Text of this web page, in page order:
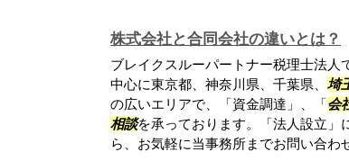
株式会社と合同会社の違いとは？
ブレイクスルーパートナー税理士法人
中心に東京都、神奈川県、千葉県、 埼
の広いエリアで、「資金調達」、「会
相談を承っております。「法人設立」
ら、お気軽に当事務所までお問い合わ